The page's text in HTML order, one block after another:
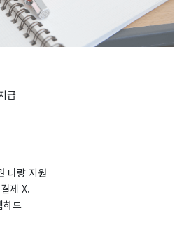
급
다량 지원
제 X.
하드